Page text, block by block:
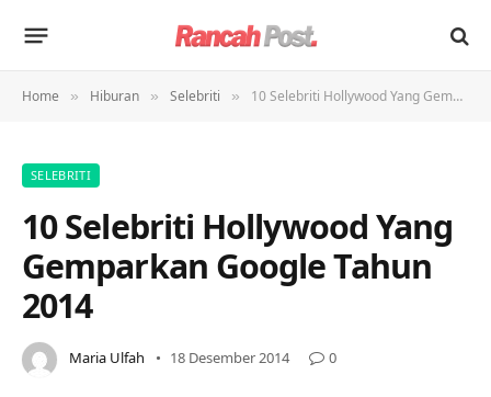
Home » Hiburan » Selebriti » 10 Selebriti Hollywood Yang Gemparkan Google Tahun 2014
SELEBRITI
10 Selebriti Hollywood Yang
Gemparkan Google Tahun
2014
Maria Ulfah 18 Desember 2014 0